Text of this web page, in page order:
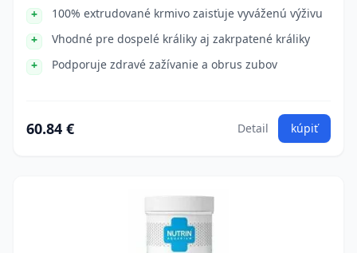
100% extrudované krmivo zaisťuje vyváženú výživu
Vhodné pre dospelé králiky aj zakrpatené králiky
Podporuje zdravé zažívanie a obrus zubov
60.84 € Detail kúpiť